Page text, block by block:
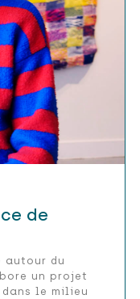
de
autour du
un projet
le milieu